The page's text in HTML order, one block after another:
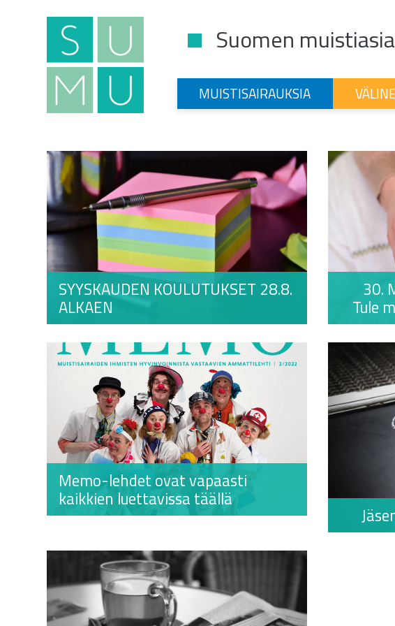
Main Navigation
Suomen
MUISTISAIRAUKSIA
SYYSKAUDEN KOULUTUKSET 28.8.
ALKAEN
30.
Tule
Memo-lehdet ovat vapaasti
kaikkien luettavissa täällä